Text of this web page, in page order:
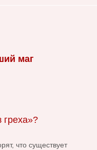
маг
греха»?
что существует